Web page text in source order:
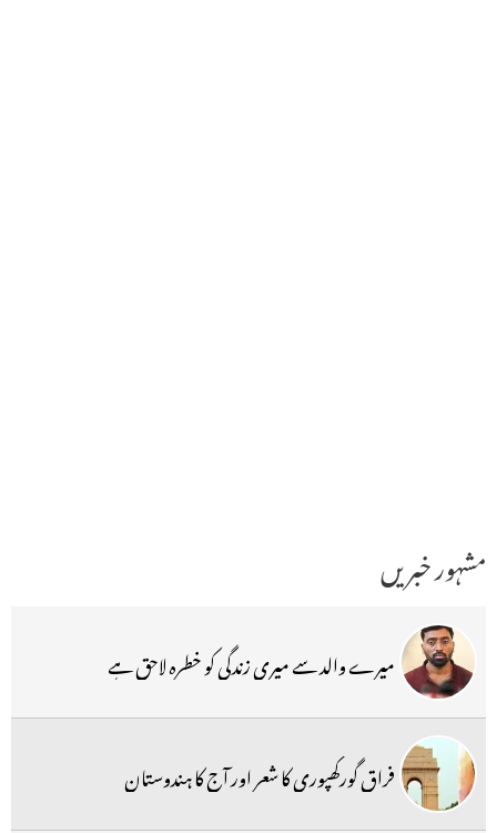
مشہور خبریں
میرے والد سے میری زندگی کو خطرہ لاحق ہے
فراق گورکھپوری کا شعر اور آج کا ہندوستان